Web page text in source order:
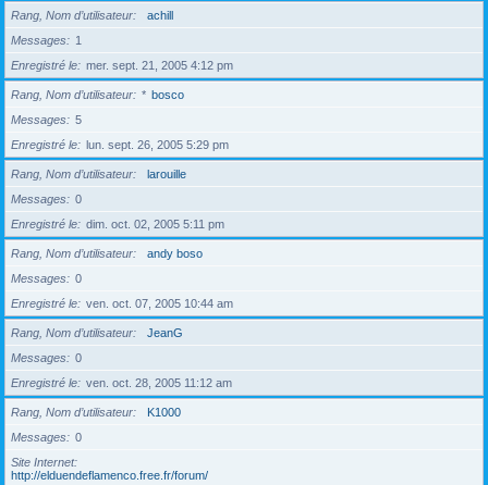
Rang, Nom d’utilisateur
achill
Messages
1
Enregistré le
mer. sept. 21, 2005 4:12 pm
Rang, Nom d’utilisateur * bosco
Messages
5
Enregistré le
lun. sept. 26, 2005 5:29 pm
Rang, Nom d’utilisateur
larouille
Messages
0
Enregistré le
dim. oct. 02, 2005 5:11 pm
Rang, Nom d’utilisateur
andy boso
Messages
0
Enregistré le
ven. oct. 07, 2005 10:44 am
Rang, Nom d’utilisateur
JeanG
Messages
0
Enregistré le
ven. oct. 28, 2005 11:12 am
Rang, Nom d’utilisateur
K1000
Messages
0
Site Internet
http://elduendeflamenco.free.fr/forum/